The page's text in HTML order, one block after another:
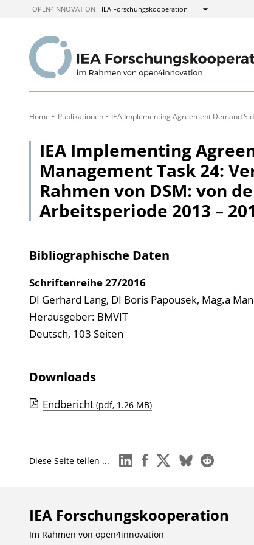
OPEN4INNOVATION IEA Forschungskooperation
Anzeigen
Home Publikationen IEA Implementing Agreement Demand
IEA Implementing
Management Task 24:
Rahmen von DSM: von
Arbeitsperiode 2013 –
Bibliographische Daten
Schriftenreihe27/2016
DI Gerhard Lang, DI Boris Papousek, Mag.a
Herausgeber: BMVIT
Deutsch, 103 Seiten
Downloads
Endbericht (pdf, 1.26 MB)
Diese Seite teilen ... linkedinfacebook
x blueskyreddit
IEA Forschungs­kooperation
Im Rahmen von open4innovation